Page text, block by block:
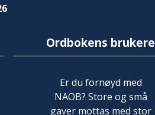
Ordbokens brukere
Er du fornøyd med
NAOB? Store og små
gaver mottas med stor